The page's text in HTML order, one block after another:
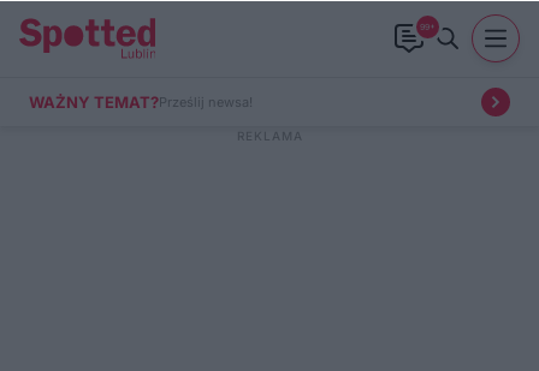
99+
WAŻNY TEMAT?Prześlij newsa!